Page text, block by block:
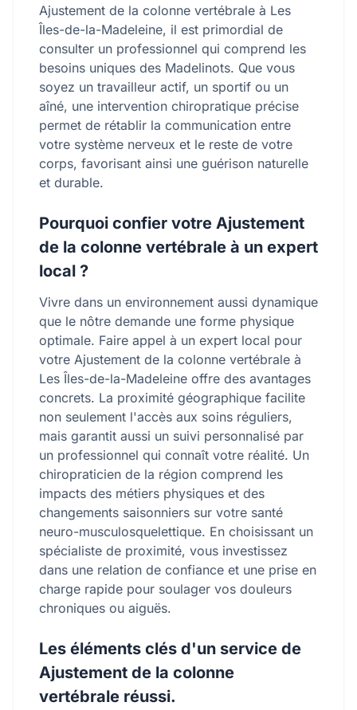
Ajustement de la colonne vertébrale à Les
Îles-de-la-Madeleine, il est primordial de
consulter un professionnel qui comprend les
besoins uniques des Madelinots. Que vous
soyez un travailleur actif, un sportif ou un
aîné, une intervention chiropratique précise
permet de rétablir la communication entre
votre système nerveux et le reste de votre
corps, favorisant ainsi une guérison naturelle
et durable.
Pourquoi confier votre Ajustement
de la colonne vertébrale à un expert
local ?
Vivre dans un environnement aussi dynamique
que le nôtre demande une forme physique
optimale. Faire appel à un expert local pour
votre Ajustement de la colonne vertébrale à
Les Îles-de-la-Madeleine offre des avantages
concrets. La proximité géographique facilite
non seulement l'accès aux soins réguliers,
mais garantit aussi un suivi personnalisé par
un professionnel qui connaît votre réalité. Un
chiropraticien de la région comprend les
impacts des métiers physiques et des
changements saisonniers sur votre santé
neuro-musculosquelettique. En choisissant un
spécialiste de proximité, vous investissez
dans une relation de confiance et une prise en
charge rapide pour soulager vos douleurs
chroniques ou aiguës.
Les éléments clés d'un service de
Ajustement de la colonne
vertébrale réussi.